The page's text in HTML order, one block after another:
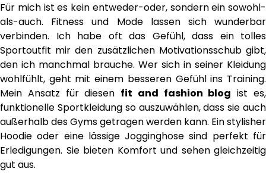
Für mich ist es kein entweder-oder, sondern ein sowohl-
als-auch. Fitness und Mode lassen sich wunderbar
verbinden. Ich habe oft das Gefühl, dass ein tolles
Sportoutfit mir den zusätzlichen Motivationsschub gibt,
den ich manchmal brauche. Wer sich in seiner Kleidung
wohlfühlt, geht mit einem besseren Gefühl ins Training.
Mein Ansatz für diesen fit and fashion blog ist es,
funktionelle Sportkleidung so auszuwählen, dass sie auch
außerhalb des Gyms getragen werden kann. Ein stylisher
Hoodie oder eine lässige Jogginghose sind perfekt für
Erledigungen. Sie bieten Komfort und sehen gleichzeitig
gut aus.